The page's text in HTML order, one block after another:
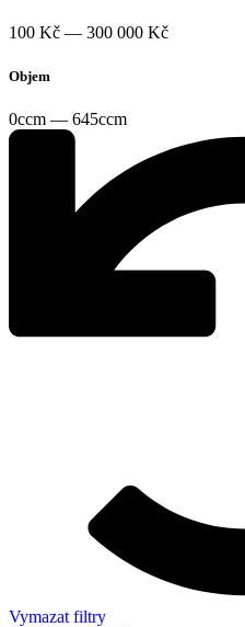
100 Kč — 300 000 Kč
Objem
0ccm — 645ccm
Vymazat filtry